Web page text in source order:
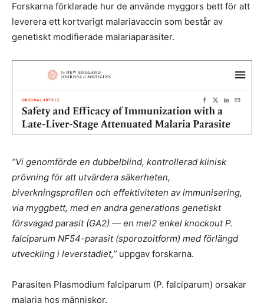
Forskarna förklarade hur de använde myggors bett för att
leverera ett kortvarigt malariavaccin som består av
genetiskt modifierade malariaparasiter.
”Vi genomförde en dubbelblind, kontrollerad klinisk
prövning för att utvärdera säkerheten,
biverkningsprofilen och effektiviteten av immunisering,
via myggbett, med en andra generations genetiskt
försvagad parasit (GA2) — en mei2 enkel knockout P.
falciparum NF54-parasit (sporozoitform) med förlängd
utveckling i leverstadiet,” uppgav forskarna.
Parasiten Plasmodium falciparum (P. falciparum) orsakar
malaria hos människor.